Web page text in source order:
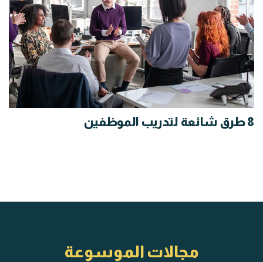
8 طرق شائعة لتدريب الموظفين
مجالات الموسوعة